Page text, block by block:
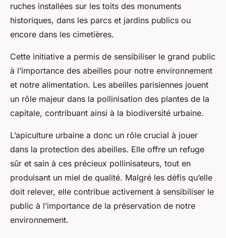
ruches installées sur les toits des monuments
historiques, dans les parcs et jardins publics ou
encore dans les cimetières.
Cette initiative a permis de sensibiliser le grand public
à l’importance des abeilles pour notre environnement
et notre alimentation. Les abeilles parisiennes jouent
un rôle majeur dans la pollinisation des plantes de la
capitale, contribuant ainsi à la biodiversité urbaine.
L’apiculture urbaine a donc un rôle crucial à jouer
dans la protection des abeilles. Elle offre un refuge
sûr et sain à ces précieux pollinisateurs, tout en
produisant un miel de qualité. Malgré les défis qu’elle
doit relever, elle contribue activement à sensibiliser le
public à l’importance de la préservation de notre
environnement.